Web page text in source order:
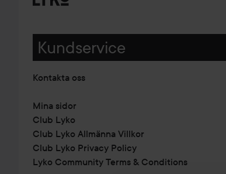
Kundservice
Kontakta oss
Mina sidor
Club Lyko
Club Lyko Allmänna Villkor
Club Lyko Privacy Policy
Lyko Community Terms & Conditions